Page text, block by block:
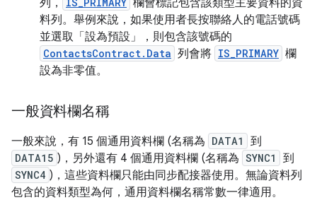
列，
欄會標記包含該類型主要資料的資
料列。舉例來說，如果使用者長按聯絡人的電話號碼
並選取「設為預設」
，則包含該號碼的
ContactsContract.Data 列會將 IS_PRIMARY 欄
設為非零值。
一般資料欄名稱
一般來說，有 15 個通用資料欄 (名稱為 DATA1 到
DATA15 )，另外還有 4 個通用資料欄 (名稱為 SYNC1 到
SYNC4 )，這些資料欄只能由同步配接器使用。無論資料列
包含的資料類型為何，通用資料欄名稱常數一律適用。